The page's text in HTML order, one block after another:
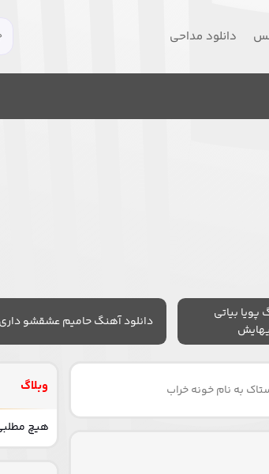
دانلود مداحی
پویا بیاتی
دانلود آهنگ حامیم عشقشو داری
به نام خونه خراب وبلاگ
هیچ